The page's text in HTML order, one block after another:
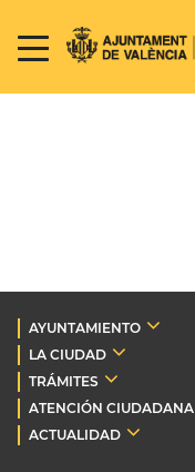
AYUNTAMIENTO
LA CIUDAD
TRÁMITES
ATENCIÓN CIUDADANA
ACTUALIDAD